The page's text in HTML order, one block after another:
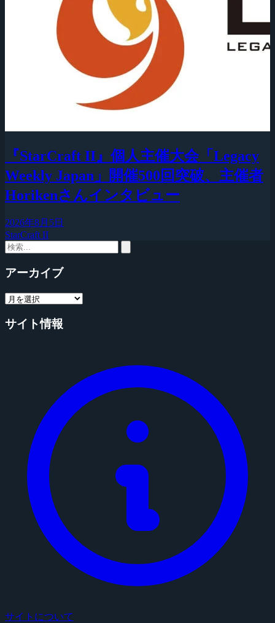
『StarCraft II』個人主催大会「Legacy
Weekly Japan」開催500回突破、主催者
Horikenさんインタビュー
2026年8月5日
StarCraft II
アーカイブ
サイト情報
サイトについて